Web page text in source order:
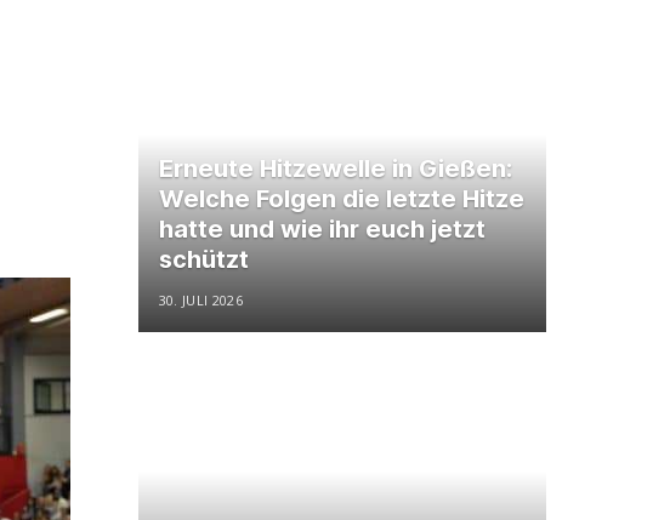
Erneute Hitzewelle in Gießen:
Welche Folgen die letzte Hitze
hatte und wie ihr euch jetzt
schützt
30. JULI 2026